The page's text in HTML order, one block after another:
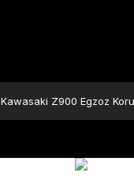
Kawasaki Z900 Egzoz